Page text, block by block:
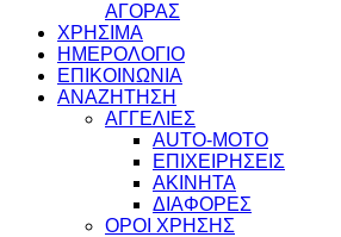
ΑΓΟΡΑΣ
ΧΡΗΣΙΜΑ
ΗΜΕΡΟΛΟΓΙΟ
ΕΠΙΚΟΙΝΩΝΙΑ
ΑΝΑΖΗΤΗΣΗ
ΑΓΓΕΛΙΕΣ
AUTO-MOTO
ΕΠΙΧΕΙΡΗΣΕΙΣ
ΑΚΙΝΗΤΑ
ΔΙΑΦΟΡΕΣ
ΟΡΟΙ ΧΡΗΣΗΣ